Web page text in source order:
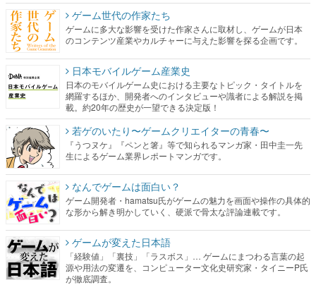
ゲーム世代の作家たち
ゲームに多大な影響を受けた作家さんに取材し、ゲームが日本
のコンテンツ産業やカルチャーに与えた影響を探る企画です。
日本モバイルゲーム産業史
日本のモバイルゲーム史における主要なトピック・タイトルを
網羅するほか、開発者へのインタビューや識者による解説を掲
載。約20年の歴史が一望できる決定版！
若ゲのいたり〜ゲームクリエイターの青春〜
『うつヌケ』『ペンと箸』等で知られるマンガ家・田中圭一先
生によるゲーム業界レポートマンガです。
なんでゲームは面白い？
ゲーム開発者・hamatsu氏がゲームの魅力を画面や操作の具体的
な形から解き明かしていく、硬派で骨太な評論連載です。
ゲームが変えた日本語
「経験値」「裏技」「ラスボス」… ゲームにまつわる言葉の起
源や用法の変遷を、コンピューター文化史研究家・タイニーP氏
が徹底調査。